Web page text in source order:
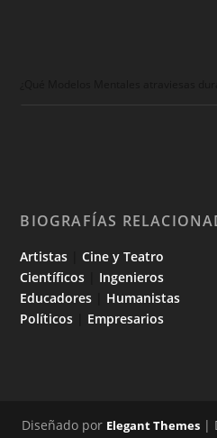
BIOGRAFÍAS
Artistas |Cine y Teatro
Científicos
Ingenieros
Educadores
Humanistas
Políticos
Empresarios
Diseñado por Elegant Themes |